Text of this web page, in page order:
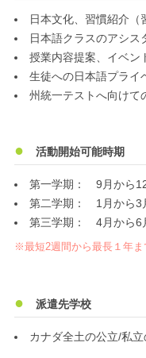
日本文化、習慣紹介（
日本語クラスのアシス
授業内容提案、イベン
生徒への日本語プライ
州統一テストへ向けて
活動開始可能時期
第一学期： 9月から
第二学期： 1月から3
第三学期： 4月から6
※最短2週間から最長１年ま
派遣先学校
カナダ全土の公立/私